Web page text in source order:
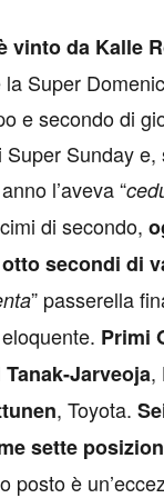
vinto da Kalle
Super
e secondo di
Sunday e,
l’aveva “
di secondo,
secondi di
” passerella
Primi
Jarveoja,
, Toyota.
sette
posto è